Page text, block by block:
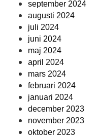
september 2024
augusti 2024
juli 2024
juni 2024
maj 2024
april 2024
mars 2024
februari 2024
januari 2024
december 2023
november 2023
oktober 2023